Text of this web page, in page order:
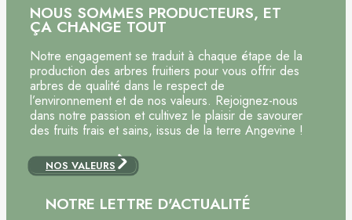
NOUS SOMMES PRODUCTEURS, ET
ÇA CHANGE TOUT
Notre engagement se traduit à chaque étape de la
production des arbres fruitiers pour vous offrir des
arbres de qualité dans le respect de
l’environnement et de nos valeurs. Rejoignez-nous
dans notre passion et cultivez le plaisir de savourer
des fruits frais et sains, issus de la terre Angevine !
NOS VALEURS
NOTRE LETTRE D'ACTUALITÉ